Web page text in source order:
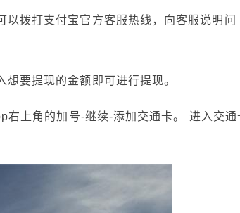
拨打支付宝官方客服热线，向客服说明问
要提现的金额即可进行提现。
右上角的加号-继续-添加交通卡。 进入交通